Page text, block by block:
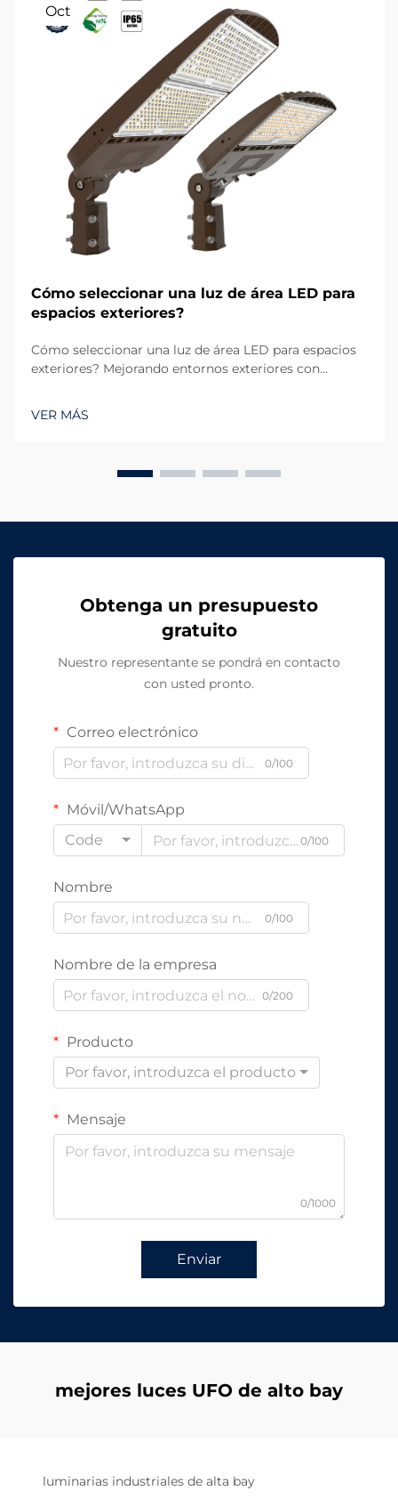
Oct
Cómo seleccionar una luz de área LED para
espacios exteriores?
Cómo seleccionar una luz de área LED para espacios
exteriores? Mejorando entornos exteriores con
desempeña un papel crucial tanto en funcionalidad
como en estética. Ya sea un gran estacionamiento, un
VER MÁS
Obtenga un presupuesto
gratuito
Nuestro representante se pondrá en contacto
con usted pronto.
Correo electrónico
0/100
Móvil/WhatsApp
Code
0/100
Nombre
0/100
Nombre de la empresa
0/200
Producto
Por favor, introduzca el producto
Mensaje
0/1000
Enviar
mejores luces UFO de alto bay
luminarias industriales de alta bay